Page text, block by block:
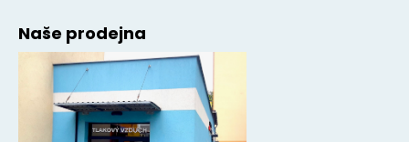
Naše prodejna